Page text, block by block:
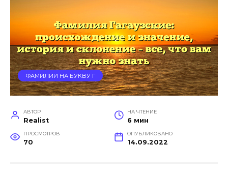
ФАМИЛИИ НА БУКВУ Г
АВТОР
Realist
НА ЧТЕНИЕ
6 мин
ПРОСМОТРОВ
70
ОПУБЛИКОВАНО
14.09.2022